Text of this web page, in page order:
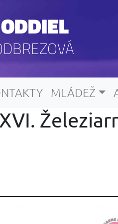
MLÁDEŽ